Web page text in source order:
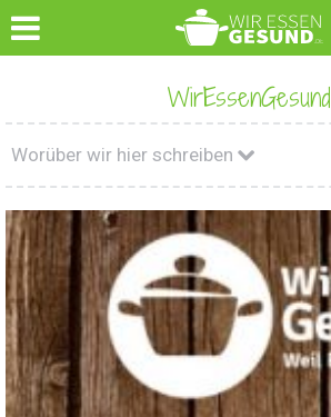
WirEssenGesund
Worüber wir hier schreiben